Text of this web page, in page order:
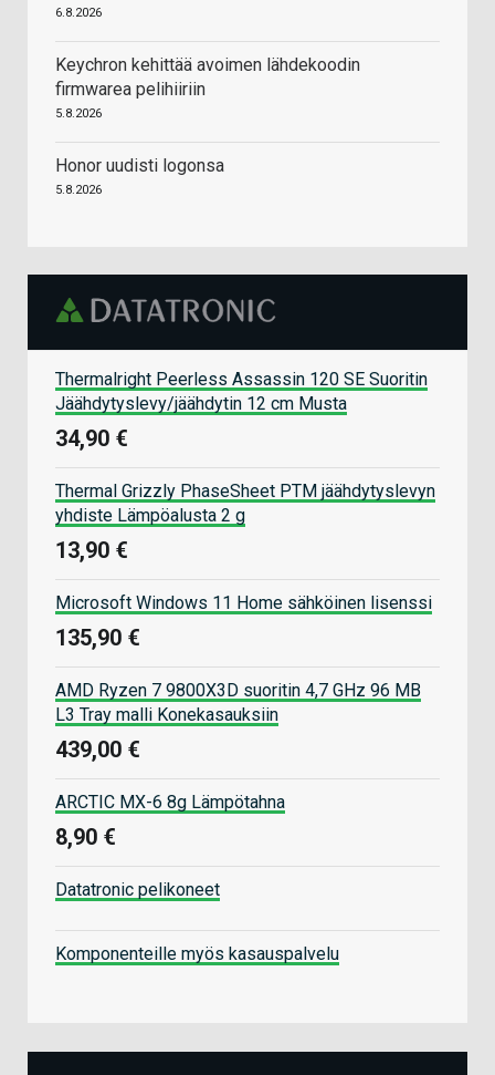
6.8.2026
Keychron kehittää avoimen lähdekoodin
firmwarea pelihiiriin
5.8.2026
Honor uudisti logonsa
5.8.2026
Thermalright Peerless Assassin 120 SE Suoritin
Jäähdytyslevy/jäähdytin 12 cm Musta
34,90 €
Thermal Grizzly PhaseSheet PTM jäähdytyslevyn
yhdiste Lämpöalusta 2 g
13,90 €
Microsoft Windows 11 Home sähköinen lisenssi
135,90 €
AMD Ryzen 7 9800X3D suoritin 4,7 GHz 96 MB
L3 Tray malli Konekasauksiin
439,00 €
ARCTIC MX-6 8g Lämpötahna
8,90 €
Datatronic pelikoneet
Komponenteille myös kasauspalvelu